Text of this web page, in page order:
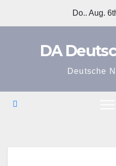
Do.. Aug.
DA
Deutsche